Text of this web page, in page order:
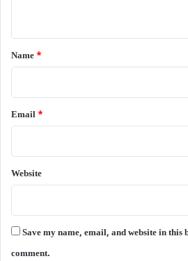
*
Name *
Email *
Website
Save my name, email, and website in
comment.